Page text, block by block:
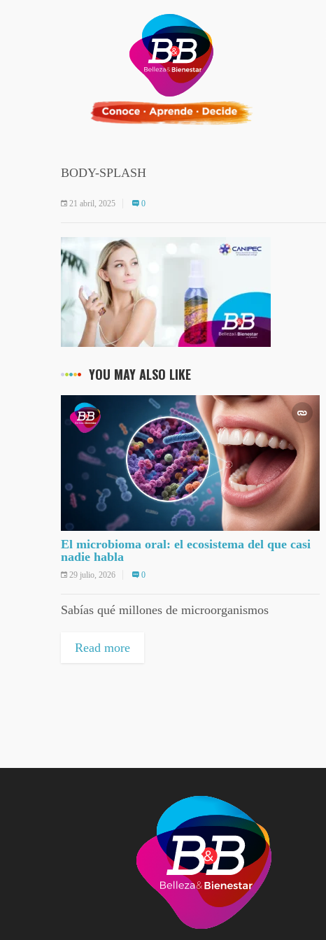
BODY-SPLASH
21 abril, 2025 0
YOU MAY ALSO LIKE
El microbioma oral: el ecosistema del que casi
nadie habla
29 julio, 2026 0
Sabías qué millones de microorganismos
Read more